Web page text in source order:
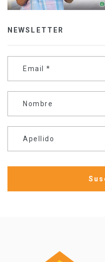
NEWSLETTER
Email *
Nombre
Apellido